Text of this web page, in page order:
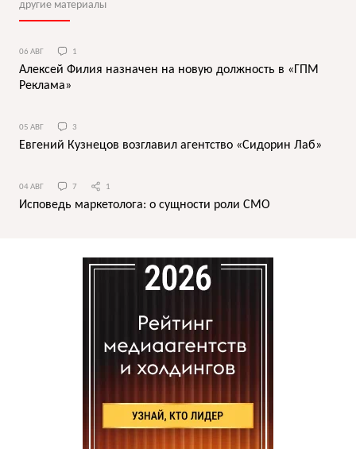
другие материалы
06 АВГ 1
Алексей Филия назначен на новую должность в «ГПМ
Реклама»
05 АВГ 3
Евгений Кузнецов возглавил агентство «Сидорин Лаб»
04 АВГ 7 1
Исповедь маркетолога: о сущности роли СМО